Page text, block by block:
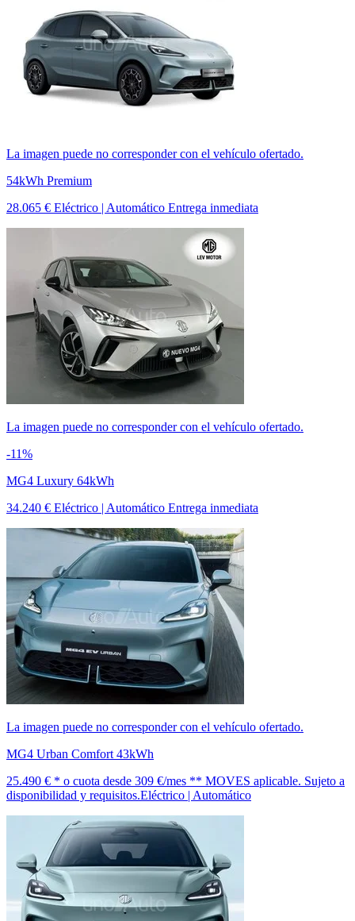
La imagen puede no corresponder con el vehículo ofertado.
54kWh Premium
28.065 € Eléctrico | Automático Entrega inmediata
La imagen puede no corresponder con el vehículo ofertado.
-11%
MG4 Luxury 64kWh
34.240 € Eléctrico | Automático Entrega inmediata
La imagen puede no corresponder con el vehículo ofertado.
MG4 Urban Comfort 43kWh
25.490 € * o cuota desde 309 €/mes ** MOVES aplicable. Sujeto a
disponibilidad y requisitos.Eléctrico | Automático